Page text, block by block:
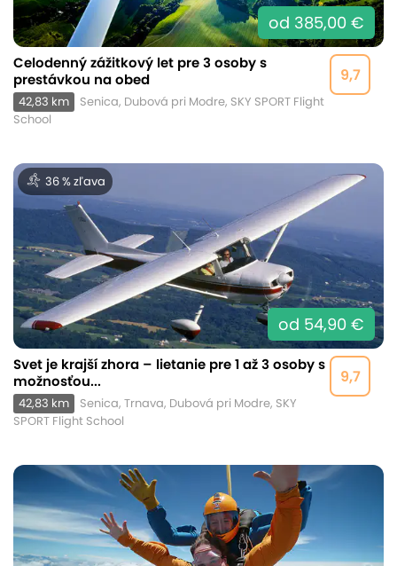
od 385,00 €
9,7
Celodenný zážitkový let pre 3 osoby s
prestávkou na obed
42,83 km
Senica, Dubová pri Modre, SKY SPORT Flight
School
36 % zľava
od 54,90 €
9,7
Svet je krajší zhora – lietanie pre 1 až 3 osoby s
možnosťou...
42,83 km
Senica, Trnava, Dubová pri Modre, SKY
SPORT Flight School